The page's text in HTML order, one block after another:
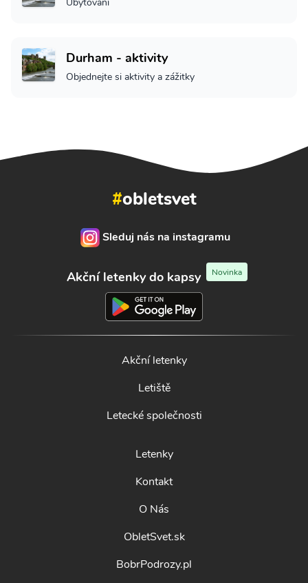
Ubytování
Durham - aktivity
Objednejte si aktivity a zážitky
#obletsvet
Sleduj nás na instagramu
Akční letenky do kapsy Novinka
Akční letenky
Letiště
Letecké společnosti
Letenky
Kontakt
O Nás
ObletSvet.sk
BobrPodrozy.pl